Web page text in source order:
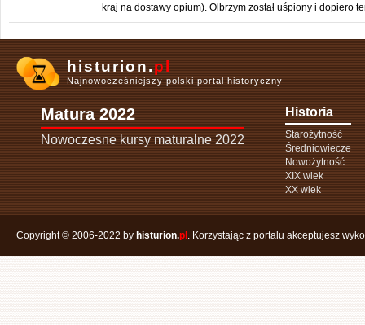
kraj na dostawy opium). Olbrzym został uśpiony i dopiero
histurion.pl
Najnowocześniejszy polski portal historyczny
Matura 2022
Nowoczesne kursy maturalne 2022
Historia
Starożytność
Średniowiecze
Nowożytność
XIX wiek
XX wiek
Copyright © 2006-2022 by histurion.pl . Korzystając z portalu akceptujesz